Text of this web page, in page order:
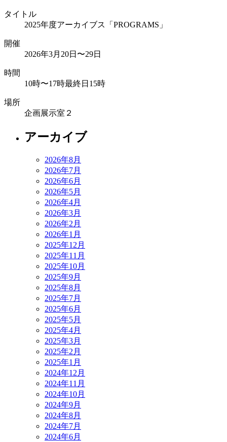
タイトル
2025年度アーカイブス「PROGRAMS」
開催
2026年3月20日〜29日
時間
10時〜17時最終日15時
場所
企画展示室２
アーカイブ
2026年8月
2026年7月
2026年6月
2026年5月
2026年4月
2026年3月
2026年2月
2026年1月
2025年12月
2025年11月
2025年10月
2025年9月
2025年8月
2025年7月
2025年6月
2025年5月
2025年4月
2025年3月
2025年2月
2025年1月
2024年12月
2024年11月
2024年10月
2024年9月
2024年8月
2024年7月
2024年6月